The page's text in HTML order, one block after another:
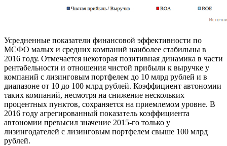
Усредненные показатели финансовой эффективности по
МСФО малых и средних компаний наиболее стабильны в
2016 году. Отмечается некоторая позитивная динамика в части
рентабельности и отношения чистой прибыли к выручке у
компаний с лизинговым портфелем до 10 млрд рублей и в
диапазоне от 10 до 100 млрд рублей. Коэффициент автономии
таких компаний, несмотря на снижение нескольких
процентных пунктов, сохраняется на приемлемом уровне. В
2016 году агрегированный показатель коэффициента
автономии превысил значение 2015-го только у
лизингодателей с лизинговым портфелем свыше 100 млрд
рублей.